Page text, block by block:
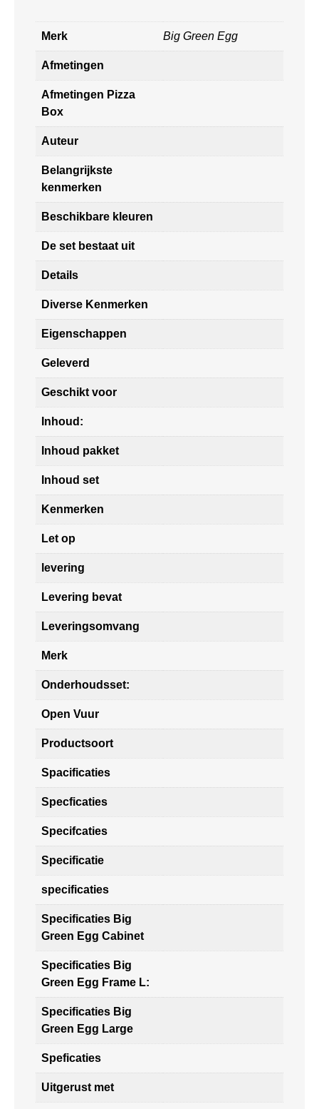
Merk Big Green Egg
Afmetingen
Afmetingen Pizza
Box
Auteur
Belangrijkste
kenmerken
Beschikbare kleuren
De set bestaat uit
Details
Diverse Kenmerken
Eigenschappen
Geleverd
Geschikt voor
Inhoud:
Inhoud pakket
Inhoud set
Kenmerken
Let op
levering
Levering bevat
Leveringsomvang
Merk
Onderhoudsset:
Open Vuur
Productsoort
Spacificaties
Specficaties
Specifcaties
Specificatie
specificaties
Specificaties Big
Green Egg Cabinet
Specificaties Big
Green Egg Frame L:
Specificaties Big
Green Egg Large
Speficaties
Uitgerust met